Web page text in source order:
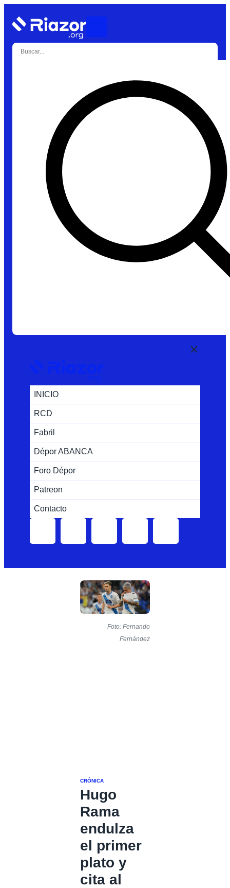
INICIO
RCD
Fabril
Dépor ABANCA
Foro Dépor
Patreon
Contacto
Foto: Fernando
Fernández
CRÓNICA
Hugo
Rama
endulza
el primer
plato y
cita al